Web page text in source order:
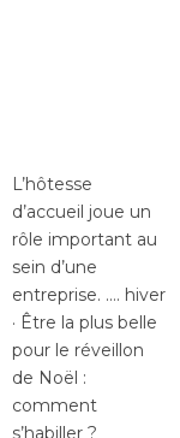
L’hôtesse
d’accueil joue un
rôle important au
sein d’une
entreprise. …. hiver
· Être la plus belle
pour le réveillon
de Noël :
comment
s’habiller ?